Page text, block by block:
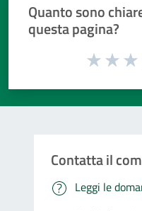
Quanto sono
questa pagina?
Valuta da 1 a 5 stelle la
Contatta il
Leggi le